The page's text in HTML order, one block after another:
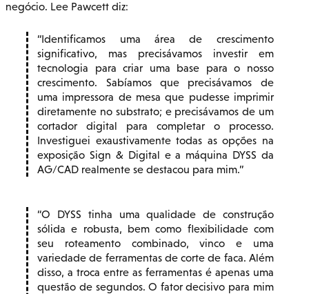
negócio. Lee Pawcett diz:
Identificamos uma área de crescimento
significativo, mas precisávamos investir em
tecnologia para criar uma base para o nosso
crescimento. Sabíamos que precisávamos de
uma impressora de mesa que pudesse imprimir
diretamente no substrato; e precisávamos de um
cortador digital para completar o processo.
Investiguei exaustivamente todas as opções na
exposição Sign & Digital e a máquina DYSS da
AG/CAD realmente se destacou para mim.
O DYSS tinha uma qualidade de construção
sólida e robusta, bem como flexibilidade com
seu roteamento combinado, vinco e uma
variedade de ferramentas de corte de faca. Além
disso, a troca entre as ferramentas é apenas uma
questão de segundos. O fator decisivo para mim